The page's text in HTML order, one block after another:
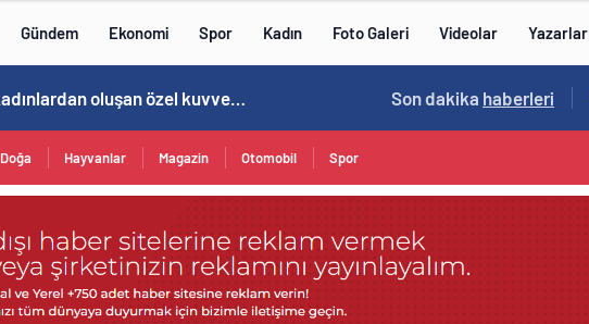
Gündem Ekonomi Spor Kadın Foto Galeri Videolar Yazarlar
Norweç silahlı kuvvetleri kadınlardan oluşan özel kuvvetler eğitimlerini başlattı. 15:20 /
Son dakika haberleri
Doğa Hayvanlar Magazin Otomobil Spor